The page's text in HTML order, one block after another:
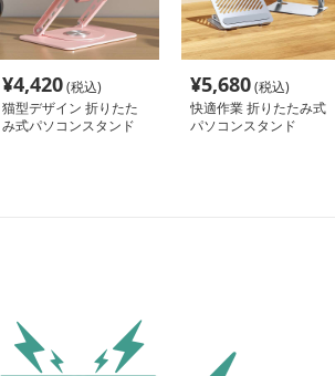
¥4,420(税込)
猫型デザイン 折りたた
み式パソコンスタンド
¥5,680(税込)
快適作業 折りたたみ式
パソコンスタンド